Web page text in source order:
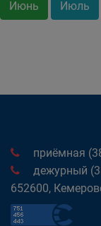
Июнь Июль
приёмная
дежурный
652600,